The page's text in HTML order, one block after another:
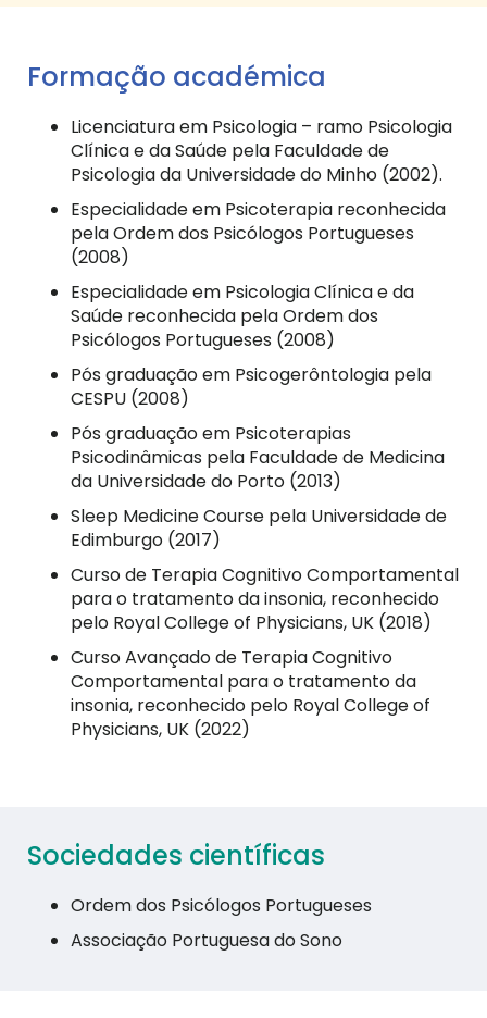
Formação académica
Licenciatura em Psicologia – ramo Psicologia
Clínica e da Saúde pela Faculdade de
Psicologia da Universidade do Minho (2002).
Especialidade em Psicoterapia reconhecida
pela Ordem dos Psicólogos Portugueses
(2008)
Especialidade em Psicologia Clínica e da
Saúde reconhecida pela Ordem dos
Psicólogos Portugueses (2008)
Pós graduação em Psicogerôntologia pela
CESPU (2008)
Pós graduação em Psicoterapias
Psicodinâmicas pela Faculdade de Medicina
da Universidade do Porto (2013)
Sleep Medicine Course pela Universidade de
Edimburgo (2017)
Curso de Terapia Cognitivo Comportamental
para o tratamento da insonia, reconhecido
pelo Royal College of Physicians, UK (2018)
Curso Avançado de Terapia Cognitivo
Comportamental para o tratamento da
insonia, reconhecido pelo Royal College of
Physicians, UK (2022)
Sociedades científicas
Ordem dos Psicólogos Portugueses
Associação Portuguesa do Sono